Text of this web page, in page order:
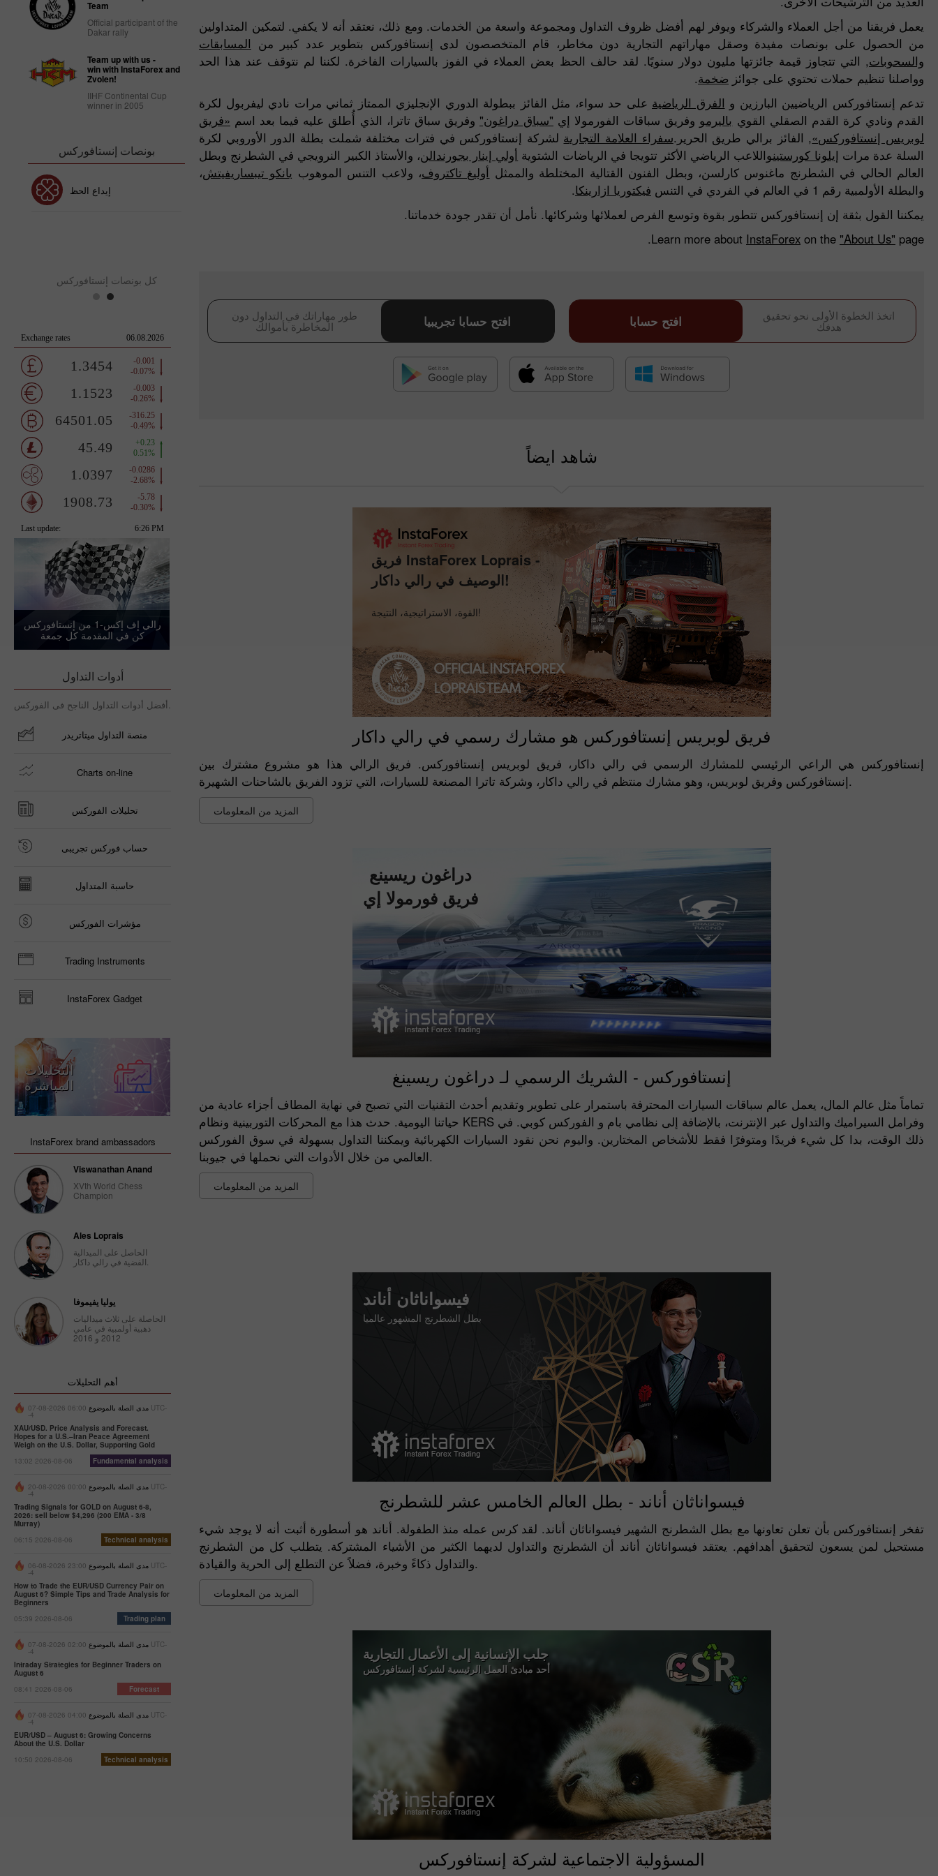
يعمل فريقنا من أجل العملاء والشركاء ويوفر لهم أفضل ظروف التداول ومجموعة واسعة من الخدمات. ومع ذلك، نعتقد أنه لا يكفي. لتمكين المتداولين
من الحصول على بونصات مفيدة وصقل مهاراتهم التجارية دون مخاطر، قام المتخصصون لدى إنستافوركس بتطوير عدد كبير من المسابقات
والسحوبات, التي تتجاوز قيمة جائزتها مليون دولار سنويًا. لقد حالف الحظ بعض العملاء في الفوز بالسيارات الفاخرة. لكننا لم نتوقف عند هذا الحد
وواصلنا تنظيم حملات تحتوي على جوائز ضخمة.
تدعم إنستافوركس الرياضيين البارزين و الفرق الرياضية على حد سواء، مثل الفائز ببطولة الدوري الإنجليزي الممتاز ثماني مرات نادي ليفربول لكرة
القدم ونادي كرة القدم الصقلي القوي باليرمو وفريق سباقات الفورمولا إي "سباق دراغون" وفريق سباق تاترا، الذي أُطلق عليه فيما بعد اسم «فريق
لوبريس إنستافوركس», الفائز برالي طريق الحرير.سفراء العلامة التجارية لشركة إنستافوركس في فترات مختلفة شملت بطلة الدور الأوروبي لكرة
السلة عدة مرات إيلونا كورستينواللاعب الرياضي الأكثر تتويجا في الرياضات الشتوية أولي إينار بجورندالن، والأستاذ الكبير النرويجي في الشطرنج وبطل
العالم الحالي في الشطرنج ماغنوس كارلسن، وبطل الفنون القتالية المختلطة والممثل أوليغ تاكتروف، ولاعب التنس الموهوب يانكو تيبساريفيتش،
والبطلة الأولمبية رقم 1 في العالم في الفردي في التنس
فيكتوريا ازارينكا.
يمكننا القول بثقة إن إنستافوركس تتطور بقوة وتوسع الفرص لعملائها وشركائها. نأمل أن تقدر جودة خدماتنا.
Learn more about InstaForex on the "About Us" page.
اتخذ الخطوة الأولى نحو تحقيق
هدفك افتح حسابا طور مهاراتك في التداول دون
المخاطرة بأموالك افتح حسابا تجريبيا
شاهد ايضاً
فريق InstaForex Loprais -
الوصيف في رالي داكار!
القوة، الاستراتيجية، النتيجة!
فريق لوبريس إنستافوركس هو مشارك رسمي في رالي داكار
إنستافوركس هي الراعي الرئيسي للمشارك الرسمي في رالي داكار، فريق لوبريس إنستافوركس. فريق الرالي هذا هو مشروع مشترك بين
إنستافوركس وفريق لوبريس، وهو مشارك منتظم في رالي داكار، وشركة تاترا المصنعة للسيارات، التي تزود الفريق بالشاحنات الشهيرة.
المزيد من المعلومات
دراغون ريسينع
فريق فورمولا إي
إنستافوركس - الشريك الرسمي لـ دراغون ريسينغ
تماماً مثل عالم المال، يعمل عالم سباقات السيارات المحترفة باستمرار على تطوير وتقديم أحدث التقنيات التي تصبح في نهاية المطاف أجزاء عادية من
حياتنا اليومية. حدث هذا مع المحركات التوربينية ونظام KERS وفرامل السيراميك والتداول عبر الإنترنت، بالإضافة إلى نظامي بام و الفوركس كوبي. في
ذلك الوقت، بدا كل شيء فريدًا ومتوفرًا فقط للأشخاص المختارين. واليوم نحن نقود السيارات الكهربائية ويمكننا التداول بسهولة في سوق الفوركس
العالمي من خلال الأدوات التي نحملها في جيوبنا.
المزيد من المعلومات
فيسواناثان أناند
بطل الشطرنج المشهور عالميا
فيسواناثان أناند - بطل العالم الخامس عشر للشطرنج
تفخر إنستافوركس بأن تعلن تعاونها مع بطل الشطرنج الشهير فيسواناثان أناند. لقد كرس عمله منذ الطفولة. أناند هو أسطورة أثبت أنه لا يوجد شيء
مستحيل لمن يسعون لتحقيق أهدافهم. يعتقد فيسواناثان أناند أن الشطرنج والتداول لديهما الكثير من الأشياء المشتركة. يتطلب كل من الشطرنج
والتداول ذكاءً وخبرة، فضلاً عن التطلع إلى الحرية والقيادة.
المزيد من المعلومات
جلب الإنسانية إلى الأعمال التجارية
أحد مبادئ العمل الرئيسية لشركة إنستافوركس
المسؤولية الاجتماعية لشركة إنستافوركس
Team
Official participant of the
Dakar rally
Team up with us -
win with InstaForex and
Zvolen!
IIHF Continental Cup
winner in 2005
بونصات إنستافوركس
إيداع الحظ
كل بونصات إنستافوركس
رالي إف إكس-1 من إنستافوركس
كن في المقدمة كل جمعة
أدوات التداول
أفضل أدوات التداول الناجح فى الفوركس.
منصة التداول ميتاتريدر
Charts on-line
تحليلات الفوركس
حساب فوركس تجريبى
حاسبة المتداول
مؤشرات الفوركس
Trading Instruments
InstaForex Gadget
التحليلات
المباشرة
InstaForex brand ambassadors
Viswanathan Anand
XVth World Chess
Champion
Ales Loprais
الحاصل على الميدالية
يوليا يفيموفا
الحاصلة على ثلاث ميداليات
ذهبية أولمبية في عامي
2012 و 2016
أهم التحليلات
مدى الصلة بالموضوع 06:00 2026-08-07 UTC-
-4
XAU/USD. Price Analysis and Forecast.
Hopes for a U.S.–Iran Peace Agreement
Weigh on the U.S. Dollar, Supporting Gold
13:02 2026-08-06
Fundamental analysis
مدى الصلة بالموضوع 00:00 2026-08-20 UTC-
-4
Trading Signals for GOLD on August 6-8,
2026: sell below $4,296 (200 EMA - 3/8
Murray)
06:15 2026-08-06
Technical analysis
مدى الصلة بالموضوع 23:00 2026-08-06 UTC-
-4
How to Trade the EUR/USD Currency Pair on
August 6? Simple Tips and Trade Analysis for
Beginners
05:39 2026-08-06
Trading plan
مدى الصلة بالموضوع 02:00 2026-08-07 UTC-
-4
Intraday Strategies for Beginner Traders on
August 6
08:41 2026-08-06
Forecast
مدى الصلة بالموضوع 04:00 2026-08-07 UTC-
-4
EUR/USD – August 6: Growing Concerns
About the U.S. Dollar
10:50 2026-08-06
Technical analysis